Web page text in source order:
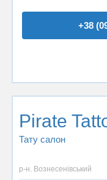
+38
Pirate
Тату салон
р-н. Вознесенівський